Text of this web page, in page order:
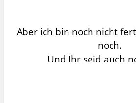
Aber ich bin noch nicht
noch.
Und Ihr seid auch